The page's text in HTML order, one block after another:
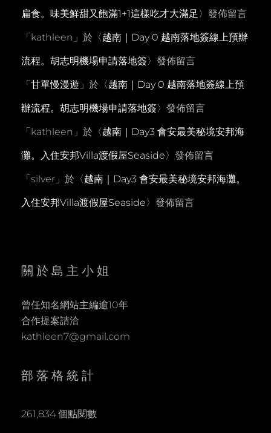
扁食。味美鮮甜又飽滿1+1這樣吃才大滿足 〉發佈留言
「kathleen 」於〈越南｜Day 0 越南落地簽線上預辦
流程。胡志明機場申請落地簽〉發佈留言
「甘單慢漫遊 」於〈越南｜Day 0 越南落地簽線上預
辦流程。胡志明機場申請落地簽〉發佈留言
「kathleen 」於〈越南｜Day3 會安最美秘境安邦海
灘。入住安邦Villa渡假屋Seaside〉發佈留言
「silver 」於〈越南｜Day3 會安最美秘境安邦海灘。
入住安邦Villa渡假屋Seaside〉發佈留言
關於島主小姐
曾任知名網站主編逾10年
合作提案請洽
kathleen7@gmail.com
部落格統計
261,834 個點閱數